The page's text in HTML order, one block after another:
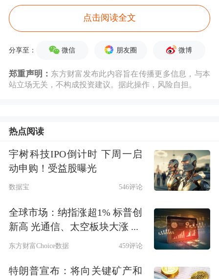
金；紧随其后，国泰利享中短债C、博
时中债0-3年国开行ETF、鹏扬中债-30
年期国债ETF分别被2只、15只、38只
基金重仓，持仓市值分别约17.93亿
健养老一年持有、嘉实领航聚利稳健配
置6个月持有等多只FOF均将其作为第
而国泰利享中短债C则是FOF在去年四
季度加仓较多的产品，季度持仓变动约
14.91亿份，甚至被国泰瑞悦3个月持有
点击阅读全文
分享至： 微信 朋友圈 微博
郑重声明： 东方财富发布此内容旨在传播更多信息，与本
站立场无关，不构成投资建议。据此操作，风险自担。
热点阅读
宇树科技IPO倒计时 下周一启
动申购！受益股曝光
数据宝 546评论
全球市场：纳指涨超1% 标普创
新高 光通信、太空板块大涨 ...
东方财富Choice数据 459评论
特朗普宣布：将向关键矿产和